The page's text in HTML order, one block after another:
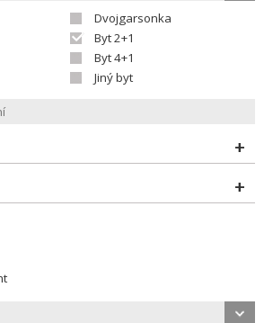
Dvojgarsonka
Byt 2+1
Byt 4+1
Jiný byt